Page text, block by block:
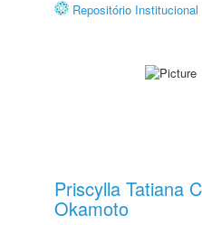
Repositório Institucional
Priscylla Tatiana
Okamoto